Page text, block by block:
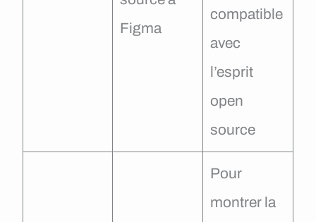
Figma
compatible
avec
l’esprit
open
source
Pour
montrer la